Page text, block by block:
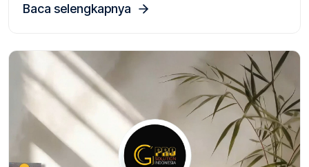
Baca selengkapnya